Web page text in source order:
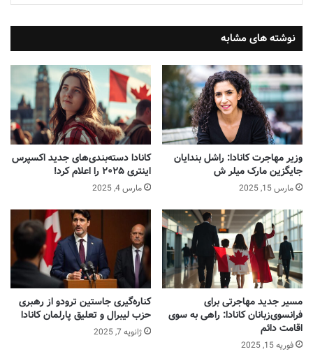
کانادا طی چهار سال گذشته همواره در میان پنج کشور برتر
در رتبه‌بندی U.S. News قرار گرفته است. سال گذشته
کانادا در رتبه دوم قرار داشت. با وجود عملکرد قوی
مستمر، کاهش رتبه کانادا عمدتاً به دلیل افت در امتیازات
«آمادگی برای کسب‌وکار»، «میراث فرهنگی» و «کارآفرینی»
بوده است. در عین حال، افزایش قابل توجه در امتیازات
«تحرک»، «هدف اجتماعی» و «ماجراجویی» به کانادا کمک
کرده تا همچنان در میان پنج کشور برتر قرار بگیرد.
U.S. Newsچگونه کشورها را رتبه‌بندی
می‌کند؟
نوشته های مشابه
وزیر مهاجرت کانادا: راشل بندایان
جایگزین مارک میلر ش
مارس 15, 2025
کانادا دسته‌بندی‌های جدید اکسپرس
اینتری ۲۰۲۵ را اعلام کرد!
مارس 4, 2025
مسیر جدید مهاجرتی برای
فرانسوی‌زبانان کانادا: راهی به سوی
اقامت دائم
فوریه 15, 2025
کناره‌گیری جاستین ترودو از رهبری
حزب لیبرال و تعلیق پارلمان کانادا
ژانویه 7, 2025